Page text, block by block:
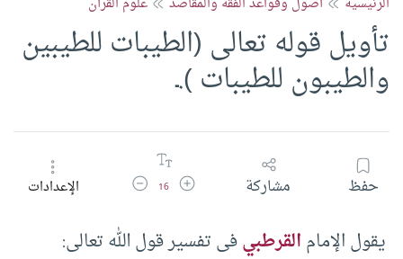
تأويل قوله تعالى (الطيبات للطيبين
والطيبون للطيبات ).ـ
حفظ مشاركة زيادة حجم الخط
16 تقليل حجم الخطالإعدادات
يقول الإمامالقرطبيفى تفسير قول الله تعالى: